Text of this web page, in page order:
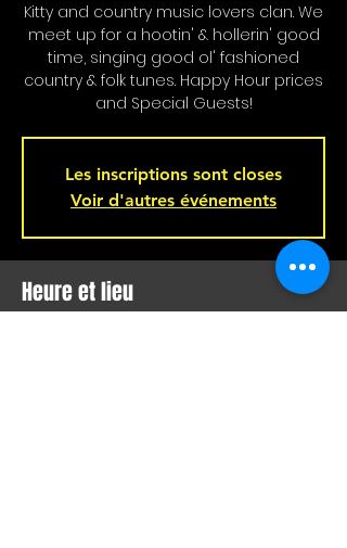
Kitty and country music lovers clan. We
meet up for a hootin' & hollerin' good
time, singing good ol' fashioned
country & folk tunes. Happy Hour prices
and Special Guests!
Les inscriptions sont closes
Voir d'autres événements
Heure et lieu